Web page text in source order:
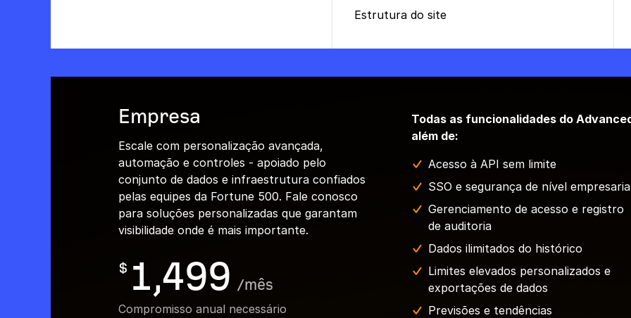
Estrutura do site
Empresa
Escale com personalização avançada,
automação e controles - apoiado pelo
conjunto de dados e infraestrutura confiados
pelas equipes da Fortune 500. Fale conosco
para soluções personalizadas que garantam
visibilidade onde é mais importante.
$ 1,499 /mês
Compromisso anual necessário
Todas as funcionalidades do
além de:
Acesso à API sem limite
SSO e segurança de nível
Gerenciamento de acesso e registro
de auditoria
Dados ilimitados do histórico
Limites elevados personalizados e
exportações de dados
Previsões e tendências